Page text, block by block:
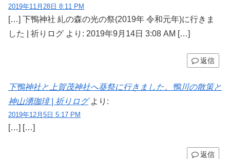
2019年11月28日 8:11 PM
[…] 下鴨神社 糺の森の光の祭(2019年 令和元年)に行きま
した | 祈りログ より: 2019年9月14日 3:08 AM […]
返信
下鴨神社と上賀茂神社へ葵祭に行きました。鴨川の散策と
神山湧珈琲 | 祈りログ より:
2019年12月5日 5:17 PM
[…] […]
返信